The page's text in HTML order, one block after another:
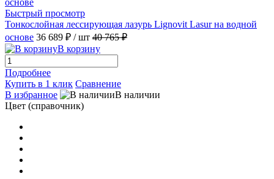
Быстрый просмотр
Тонкослойная лессирующая лазурь Lignovit Lasur на водной
основе 36 689 ₽ / шт 40 765 ₽
В корзину
Подробнее
Купить в 1 клик Сравнение
В избранное
В наличии
Цвет (справочник)